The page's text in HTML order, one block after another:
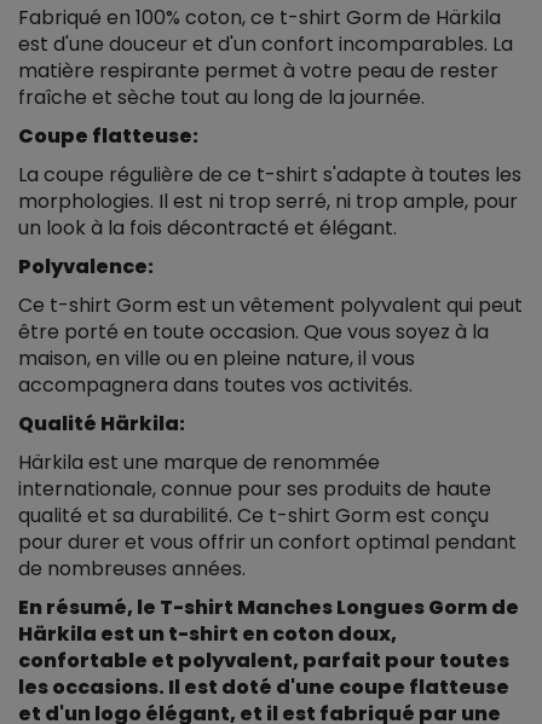
Fabriqué en 100% coton, ce t-shirt Gorm de Härkila
est d'une douceur et d'un confort incomparables. La
matière respirante permet à votre peau de rester
fraîche et sèche tout au long de la journée.
Coupe flatteuse:
La coupe régulière de ce t-shirt s'adapte à toutes les
morphologies. Il est ni trop serré, ni trop ample, pour
un look à la fois décontracté et élégant.
Polyvalence:
Ce t-shirt Gorm est un vêtement polyvalent qui peut
être porté en toute occasion. Que vous soyez à la
maison, en ville ou en pleine nature, il vous
accompagnera dans toutes vos activités.
Qualité Härkila:
Härkila est une marque de renommée
internationale, connue pour ses produits de haute
qualité et sa durabilité. Ce t-shirt Gorm est conçu
pour durer et vous offrir un confort optimal pendant
de nombreuses années.
En résumé, le T-shirt Manches Longues Gorm de
Härkila est un t-shirt en coton doux,
confortable et polyvalent, parfait pour toutes
les occasions. Il est doté d'une coupe flatteuse
et d'un logo élégant, et il est fabriqué par une